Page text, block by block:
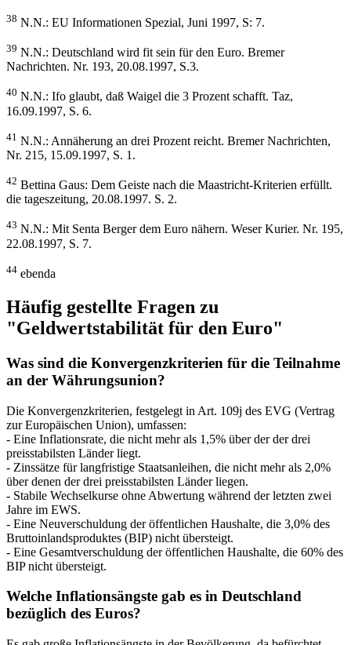
38 N.N.: EU Informationen Spezial, Juni 1997, S: 7.
39 N.N.: Deutschland wird fit sein für den Euro. Bremer
Nachrichten. Nr. 193, 20.08.1997, S.3.
40 N.N.: Ifo glaubt, daß Waigel die 3 Prozent schafft. Taz,
16.09.1997, S. 6.
41 N.N.: Annäherung an drei Prozent reicht. Bremer Nachrichten,
Nr. 215, 15.09.1997, S. 1.
42 Bettina Gaus: Dem Geiste nach die Maastricht-Kriterien erfüllt.
die tageszeitung, 20.08.1997. S. 2.
43 N.N.: Mit Senta Berger dem Euro nähern. Weser Kurier. Nr. 195,
22.08.1997, S. 7.
44 ebenda
Häufig gestellte Fragen zu
"Geldwertstabilität für den Euro"
Was sind die Konvergenzkriterien für die Teilnahme
an der Währungsunion?
Die Konvergenzkriterien, festgelegt in Art. 109j des EVG (Vertrag
zur Europäischen Union), umfassen:
- Eine Inflationsrate, die nicht mehr als 1,5% über der der drei
preisstabilsten Länder liegt.
- Zinssätze für langfristige Staatsanleihen, die nicht mehr als 2,0%
über denen der drei preisstabilsten Länder liegen.
- Stabile Wechselkurse ohne Abwertung während der letzten zwei
Jahre im EWS.
- Eine Neuverschuldung der öffentlichen Haushalte, die 3,0% des
Bruttoinlandsproduktes (BIP) nicht übersteigt.
- Eine Gesamtverschuldung der öffentlichen Haushalte, die 60% des
BIP nicht übersteigt.
Welche Inflationsängste gab es in Deutschland
bezüglich des Euros?